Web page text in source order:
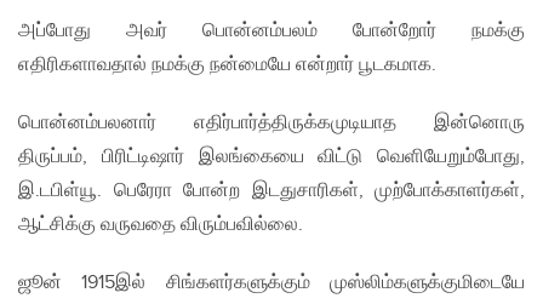
அப்போது அவர் பொன்னம்பலம் போன்றோர் நமக்கு
எதிரிகளாவதால் நமக்கு நன்மையே என்றார் பூடகமாக.
பொன்னம்பலனார் எதிர்பார்த்திருக்கமுடியாத இன்னொரு
திருப்பம், பிரிட்டிஷார் இலங்கையை விட்டு வெளியேறும்போது,
இ.டபிள்யூ. பெரேரா போன்ற இடதுசாரிகள், முற்போக்காளர்கள்,
ஆட்சிக்கு வருவதை விரும்பவில்லை.
ஜூன் 1915இல் சிங்களர்களுக்கும் முஸ்லிம்களுக்குமிடையே